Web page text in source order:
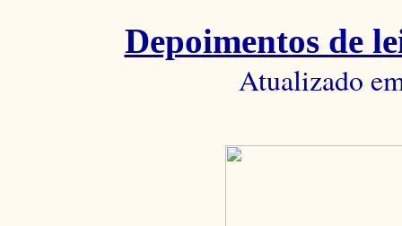
Depoimentos de
Atualizado